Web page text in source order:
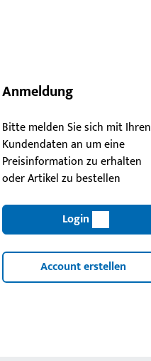
Anmeldung
Bitte melden Sie sich mit Ihren
Kundendaten an um eine
Preisinformation zu erhalten
oder Artikel zu bestellen
Login
Account erstellen